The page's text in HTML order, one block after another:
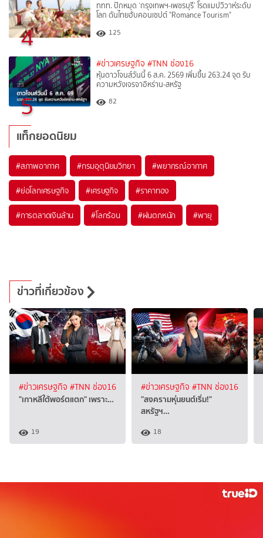
4
ททท. ปักหมุด ‘กรุงเทพฯ-เพชรบุรี’ โรดแมปวิวาห์ระดับ
โลก ดันไทยฮับคอนเซปต์ "Romance Tourism"
125
5
#ข่าวเศรษฐกิจ #TNN ช่อง16
หุ้นดาวโจนส์วันนี้ 6 ส.ค. 2569 เพิ่มขึ้น 263.24 จุด รับ
ความหวังเจรจาอิหร่าน-สหรัฐ
82
แท็กยอดนิยม
#สภาพอากาศ #กรมอุตุนิยมวิทยา #พยากรณ์อากาศ
#ย่อโลกเศรษฐกิจ #เศรษฐกิจ #ราคาทอง
#การตลาดเงินล้าน #โลกร้อน #ฝนตกหนัก #พายุ
ข่าวที่เกี่ยวข้อง
#ข่าวเศรษฐกิจ #TNN ช่อง16
"เกาหลีใต้พอร์ตแตก" เพราะ…
19
#ข่าวเศรษฐกิจ #TNN ช่อง16
"สงครามหุ่นยนต์เริ่ม!"
สหรัฐฯ…
18